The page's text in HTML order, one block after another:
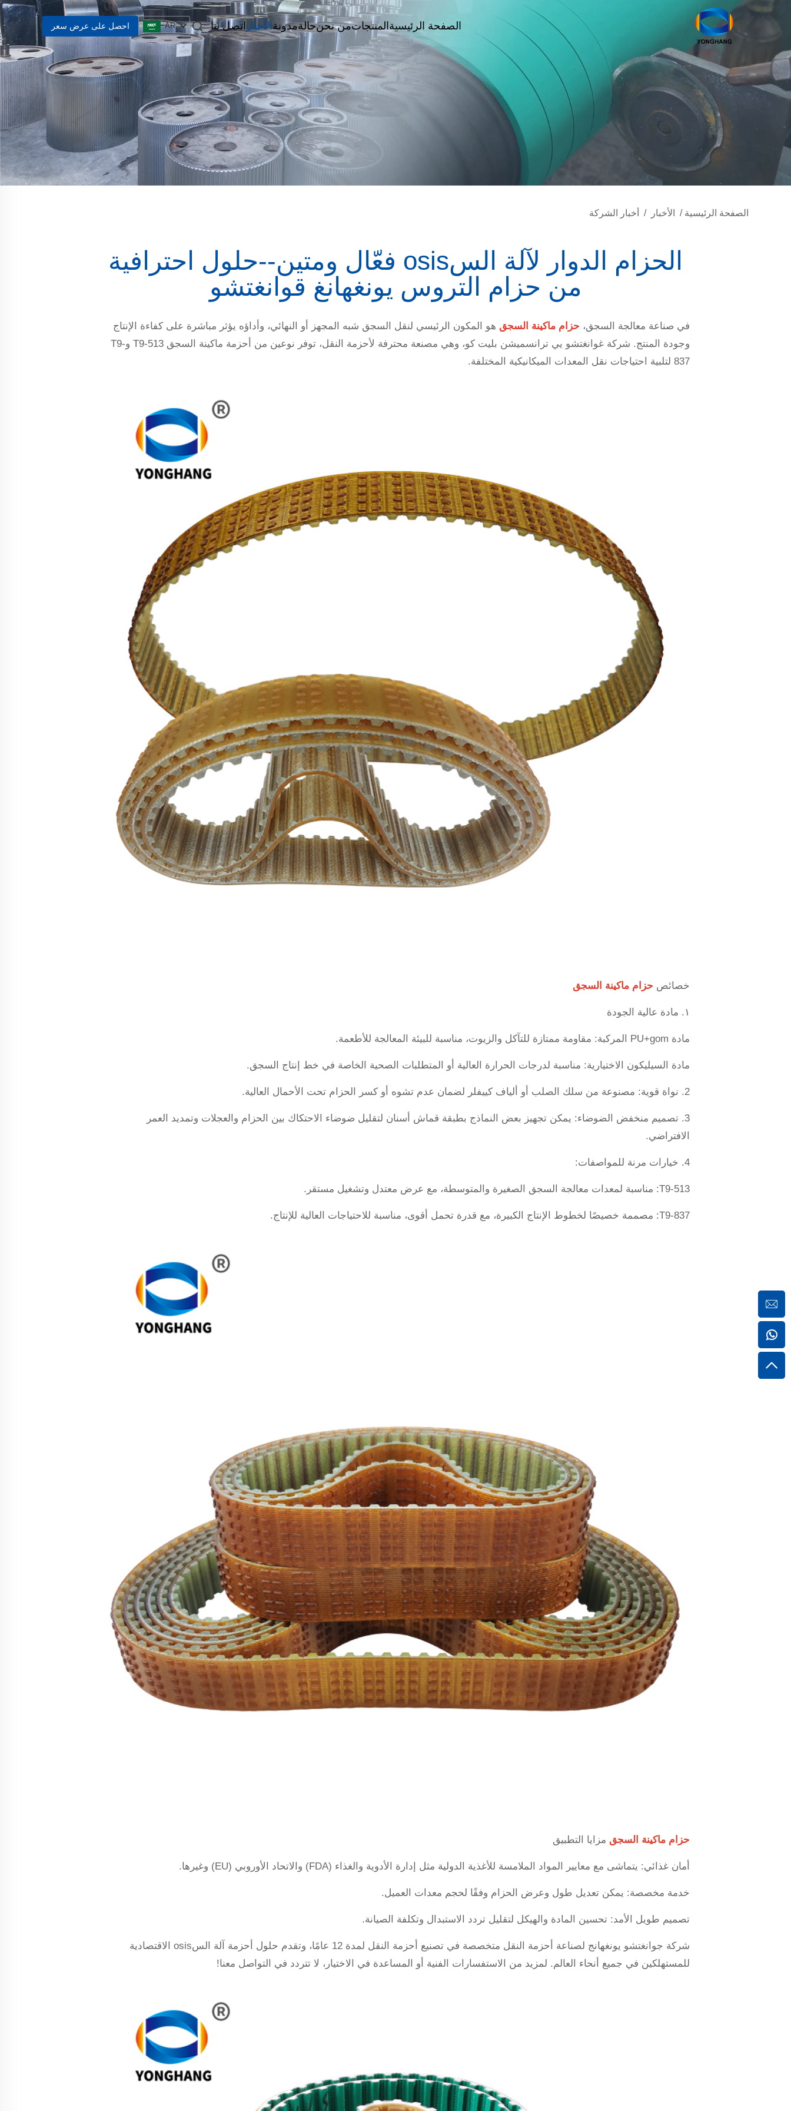
الصفحة الرئيسية المنتجاتمن نحنحالةمدونةالأخبار اتصل بنا AR احصل على عرض سعر
الصفحة الرئيسية / الأخبار / أخبار الشركة
الحزام الدوار لآلة السosis فعّال ومتين--حلول احترافية
من حزام التروس يونغهانغ قوانغتشو
في صناعة معالجة السجق، حزام ماكينة السجق هو المكون الرئيسي لنقل السجق شبه المجهز أو النهائي، وأداؤه يؤثر مباشرة على كفاءة الإنتاج
وجودة المنتج. شركة غوانغتشو يي ترانسميشن بليت كو، وهي مصنعة محترفة لأحزمة النقل، توفر نوعين من أحزمة ماكينة السجق T9-513 وT9-
837 لتلبية احتياجات نقل المعدات الميكانيكية المختلفة.
خصائص حزام ماكينة السجق
١. مادة عالية الجودة
مادة PU+gom المركبة: مقاومة ممتازة للتآكل والزيوت، مناسبة للبيئة المعالجة للأطعمة.
مادة السيليكون الاختيارية: مناسبة لدرجات الحرارة العالية أو المتطلبات الصحية الخاصة في خط إنتاج السجق.
2. نواة قوية: مصنوعة من سلك الصلب أو ألياف كييفلر لضمان عدم تشوه أو كسر الحزام تحت الأحمال العالية.
3. تصميم منخفض الضوضاء: يمكن تجهيز بعض النماذج بطبقة قماش أسنان لتقليل ضوضاء الاحتكاك بين الحزام والعجلات وتمديد العمر
الافتراضي.
4. خيارات مرنة للمواصفات:
T9-513: مناسبة لمعدات معالجة السجق الصغيرة والمتوسطة، مع عرض معتدل وتشغيل مستقر.
T9-837: مصممة خصيصًا لخطوط الإنتاج الكبيرة، مع قدرة تحمل أقوى، مناسبة للاحتياجات العالية للإنتاج.
حزام ماكينة السجق مزايا التطبيق
أمان غذائي: يتماشى مع معايير المواد الملامسة للأغذية الدولية مثل إدارة الأدوية والغذاء (FDA) والاتحاد الأوروبي (EU) وغيرها.
خدمة مخصصة: يمكن تعديل طول وعرض الحزام وفقًا لحجم معدات العميل.
تصميم طويل الأمد: تحسين المادة والهيكل لتقليل تردد الاستبدال وتكلفة الصيانة.
شركة جوانغتشو يونغهانج لصناعة أحزمة النقل متخصصة في تصنيع أحزمة النقل لمدة 12 عامًا، وتقدم حلول أحزمة آلة السosis الاقتصادية
للمستهلكين في جميع أنحاء العالم. لمزيد من الاستفسارات الفنية أو المساعدة في الاختيار، لا تتردد في التواصل معنا!